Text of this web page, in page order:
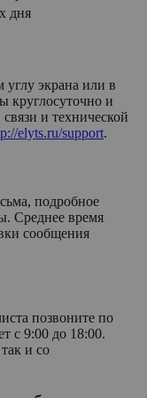
дня
экрана или в
круглосуточно и
и технической
elyts.ru/support.
подробное
Среднее время
сообщения
позвоните по
с 9:00 до 18:00.
и со